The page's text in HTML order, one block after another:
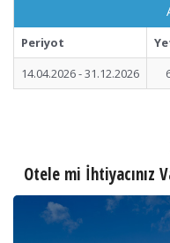
Periyot
14.04.2026 - 31.12.2026
Otele mi İhtiyacınız